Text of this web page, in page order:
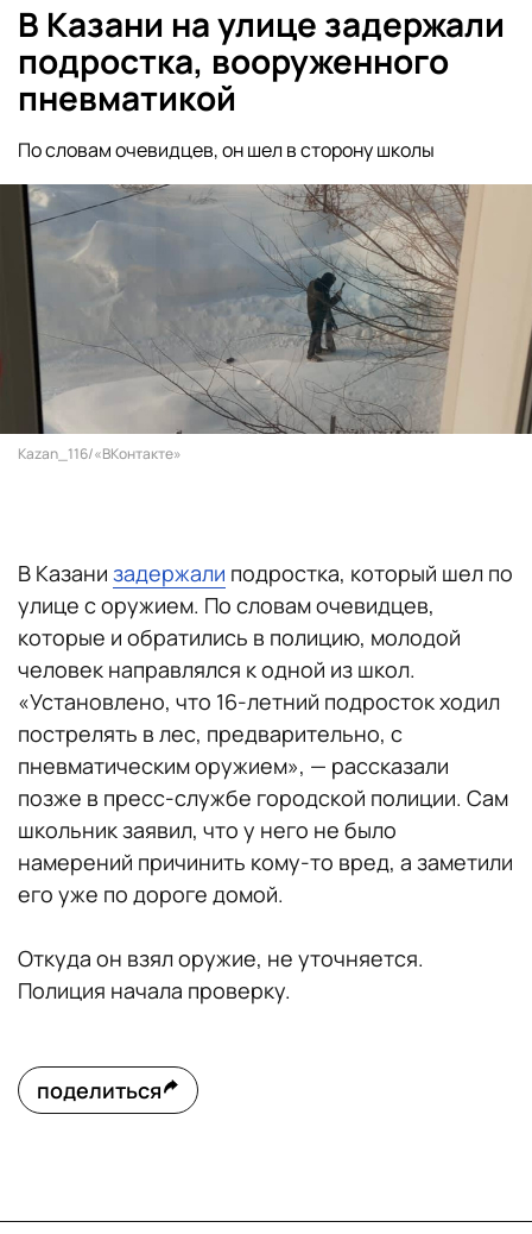
В Казани на улице задержали
подростка, вооруженного
пневматикой
По словам очевидцев, он шел в сторону школы
Kazan_116/«ВКонтакте»
В Казани задержали подростка, который шел по
улице с оружием. По словам очевидцев,
которые и обратились в полицию, молодой
человек направлялся к одной из школ.
«Установлено, что 16-летний подросток ходил
пострелять в лес, предварительно, с
пневматическим оружием», — рассказали
позже в пресс-службе городской полиции. Сам
школьник заявил, что у него не было
намерений причинить кому-то вред, а заметили
его уже по дороге домой.
Откуда он взял оружие, не уточняется.
Полиция начала проверку.
поделиться